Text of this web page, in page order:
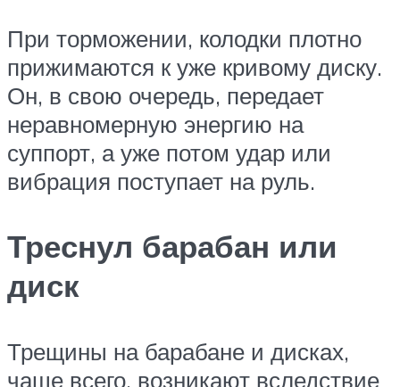
При торможении, колодки плотно
прижимаются к уже кривому диску.
Он, в свою очередь, передает
неравномерную энергию на
суппорт, а уже потом удар или
вибрация поступает на руль.
Треснул барабан или
диск
Трещины на барабане и дисках,
чаще всего, возникают вследствие